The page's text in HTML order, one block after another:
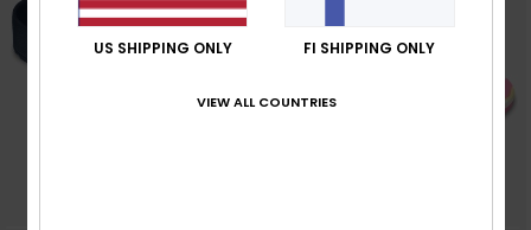
US SHIPPING ONLY FI SHIPPING ONLY
VIEW ALL COUNTRIES